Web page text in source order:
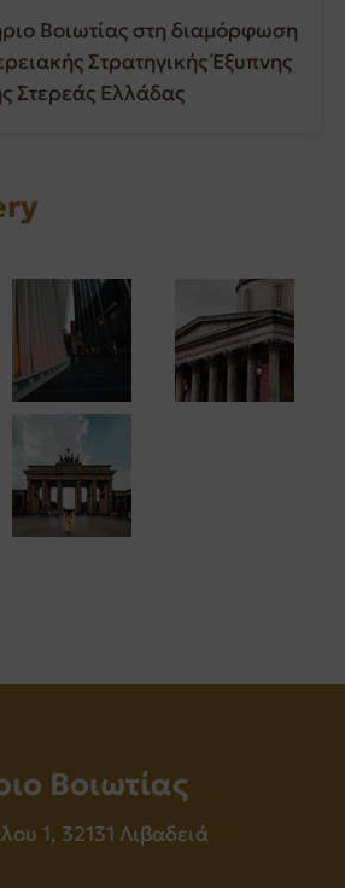
Βοιωτίας στη διαμόρφωση
Στρατηγικής Έξυπνης
Στερεάς Ελλάδας
Βοιωτίας
1, 32131 Λιβαδειά